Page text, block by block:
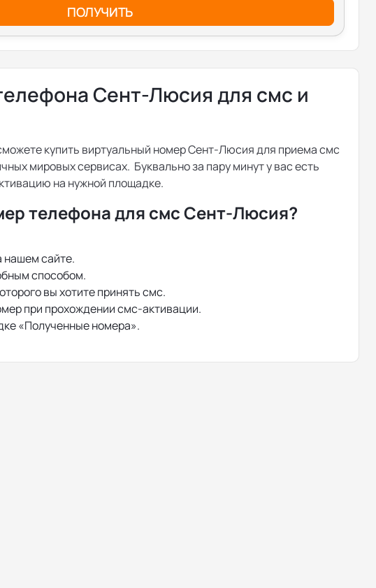
ПОЛУЧИТЬ
Сент-Люсия для смс и
купить виртуальный номер Сент-Люсия для приема смс
мировых сервисах. Буквально за пару минут у вас есть
на нужной площадке.
телефона для смс Сент-Люсия?
нашем сайте.
способом.
вы хотите принять смс.
при прохождении смс-активации.
«Полученные номера».